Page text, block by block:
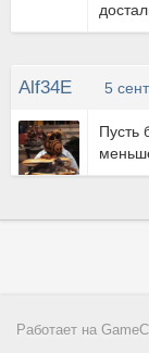
Alf34E 5
Пусть
Работает на